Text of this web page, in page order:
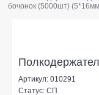
бочонок (5000шт)
Артикул: 010291
Статус: СП